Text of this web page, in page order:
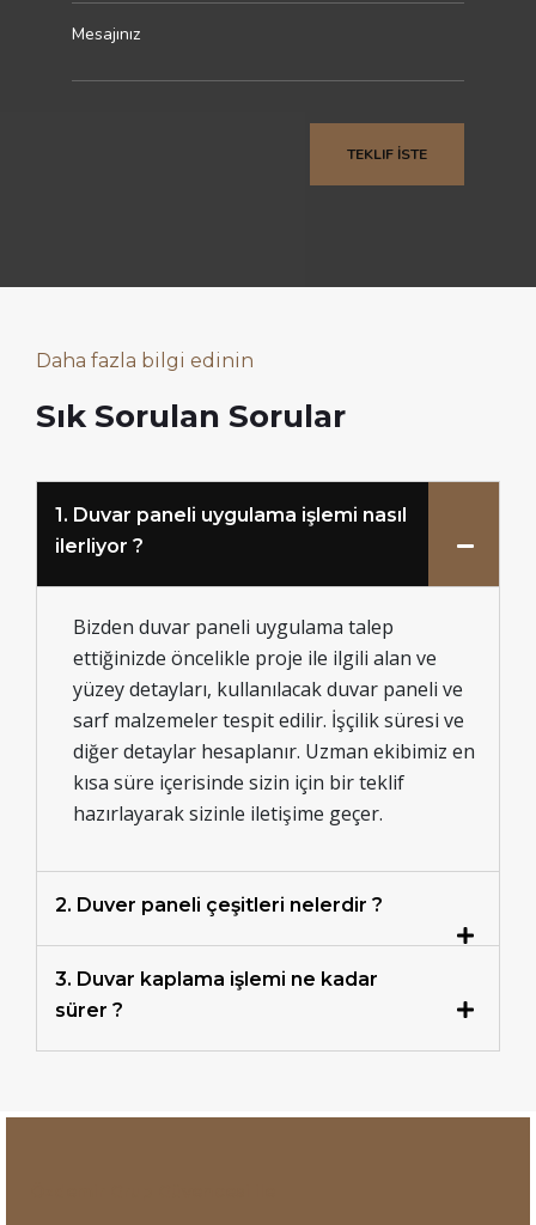
Daha fazla bilgi edinin
Sık Sorulan Sorular
1. Duvar paneli uygulama işlemi nasıl
ilerliyor ?
Bizden duvar paneli uygulama talep
ettiğinizde öncelikle proje ile ilgili alan ve
yüzey detayları, kullanılacak duvar paneli ve
sarf malzemeler tespit edilir. İşçilik süresi ve
diğer detaylar hesaplanır. Uzman ekibimiz en
kısa süre içerisinde sizin için bir teklif
hazırlayarak sizinle iletişime geçer.
2. Duver paneli çeşitleri nelerdir ?
3. Duvar kaplama işlemi ne kadar
sürer ?